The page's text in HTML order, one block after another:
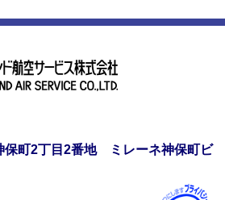
保町2丁目2番地 ミレーネ神保町ビ